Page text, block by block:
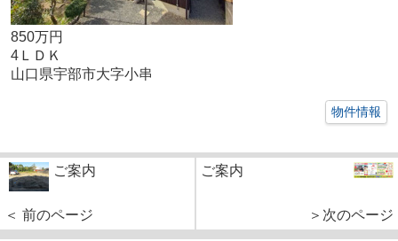
850万円
4ＬＤＫ
山口県宇部市大字小串
物件情報
ご案内
＜ 前のページ
ご案内
＞次のページ